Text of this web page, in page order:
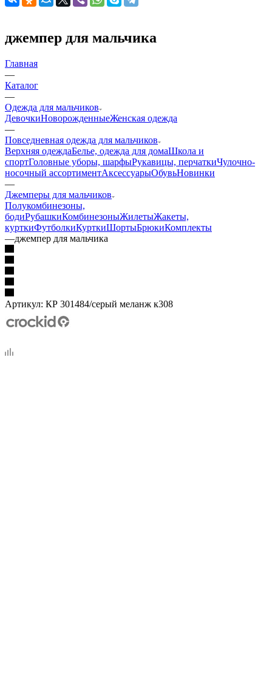
джемпер для мальчика
Главная
—
Каталог
—
Одежда для мальчиков
ДевочкиНоворожденныеЖенская одежда
—
Повседневная одежда для мальчиков
Верхняя одеждаБелье, одежда для домаШкола и
спортГоловные уборы, шарфыРукавицы, перчаткиЧулочно-
носочный ассортиментАксессуарыОбувьНовинки
—
Джемперы для мальчиков
Полукомбинезоны,
бодиРубашкиКомбинезоныЖилетыЖакеты,
курткиФутболкиКурткиШортыБрюкиКомплекты
—джемпер для мальчика
Артикул: КР 301484/серый меланж к308